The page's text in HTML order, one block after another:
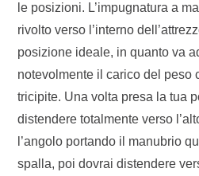
le posizioni. L’impugnatura a
rivolto verso l’interno
posizione ideale, in quanto va
notevolmente il carico del peso
tricipite. Una volta presa la tua
distendere totalmente verso
l’angolo portando il manubrio
spalla, poi dovrai distendere